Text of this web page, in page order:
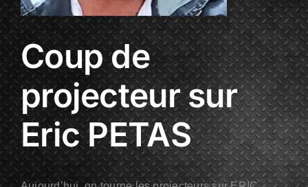
Coup de
projecteur sur
Eric PETAS